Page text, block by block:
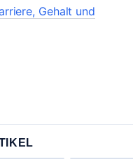
Gehalt und